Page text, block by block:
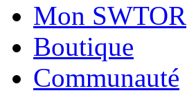
Mon SWTOR
Boutique
Communauté